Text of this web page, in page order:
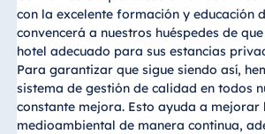
con la excelente formación y educación
convencerá a nuestros huéspedes de
hotel adecuado para sus estancias
Para garantizar que sigue siendo así,
sistema de gestión de calidad en todos
constante mejora. Esto ayuda a mejorar
medioambiental de manera continua,